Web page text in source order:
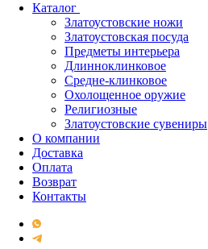
Каталог
Златоустовские ножи
Златоустовская посуда
Предметы интерьера
Длинноклинковое
Средне-клинковое
Охолощенное оружие
Религиозные
Златоустовские сувениры
О компании
Доставка
Оплата
Возврат
Контакты